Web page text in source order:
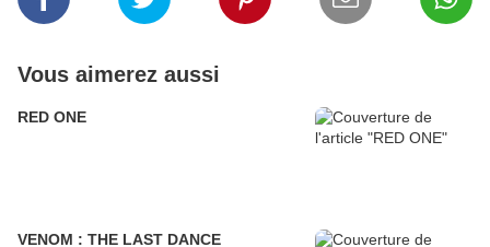
Vous aimerez aussi
RED ONE
VENOM : THE LAST DANCE